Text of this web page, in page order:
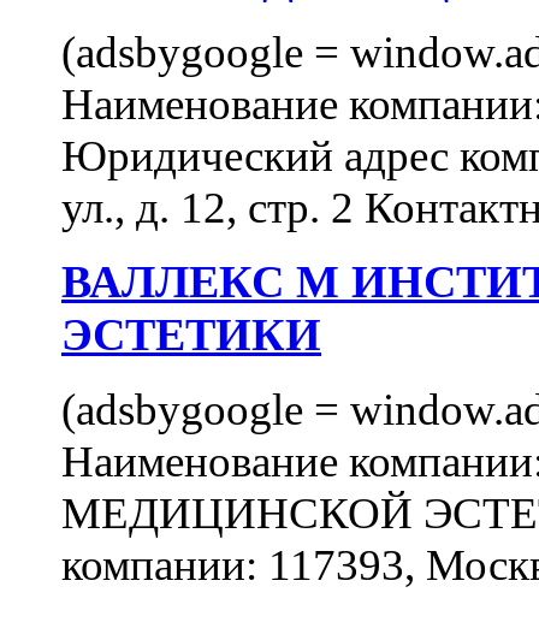
(adsbygoogle =
Наименование
Юридический адрес
ул., д. 12, стр. 2
ВАЛЛЕКС М
ЭСТЕТИКИ
(adsbygoogle =
Наименование
МЕДИЦИНСКОЙ
компании: 117393,